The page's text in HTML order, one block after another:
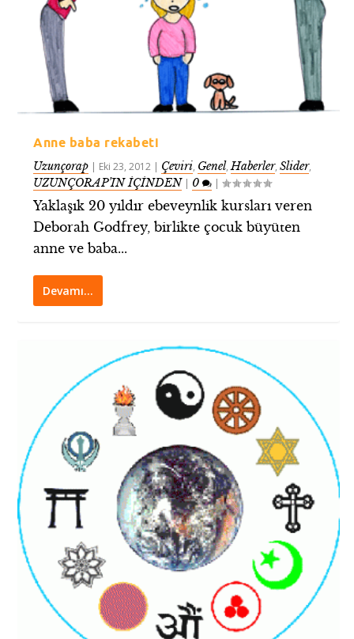
Anne baba rekabeti
Uzunçorap | Eki 23, 2012 | Çeviri, Genel,Haberler,Slider,
UZUNÇORAP’IN İÇİNDEN| 0 |
Yaklaşık 20 yıldır ebeveynlik kursları veren
Deborah Godfrey, birlikte çocuk büyüten
anne ve baba...
Devamı…